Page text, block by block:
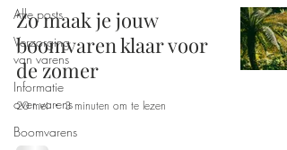
Alle posts
Verzorging
van varens
Informatie
over varens
Boomvarens
Zo maak je jouw
boomvaren klaar voor
de zomer
20 mei 3 minuten om te lezen